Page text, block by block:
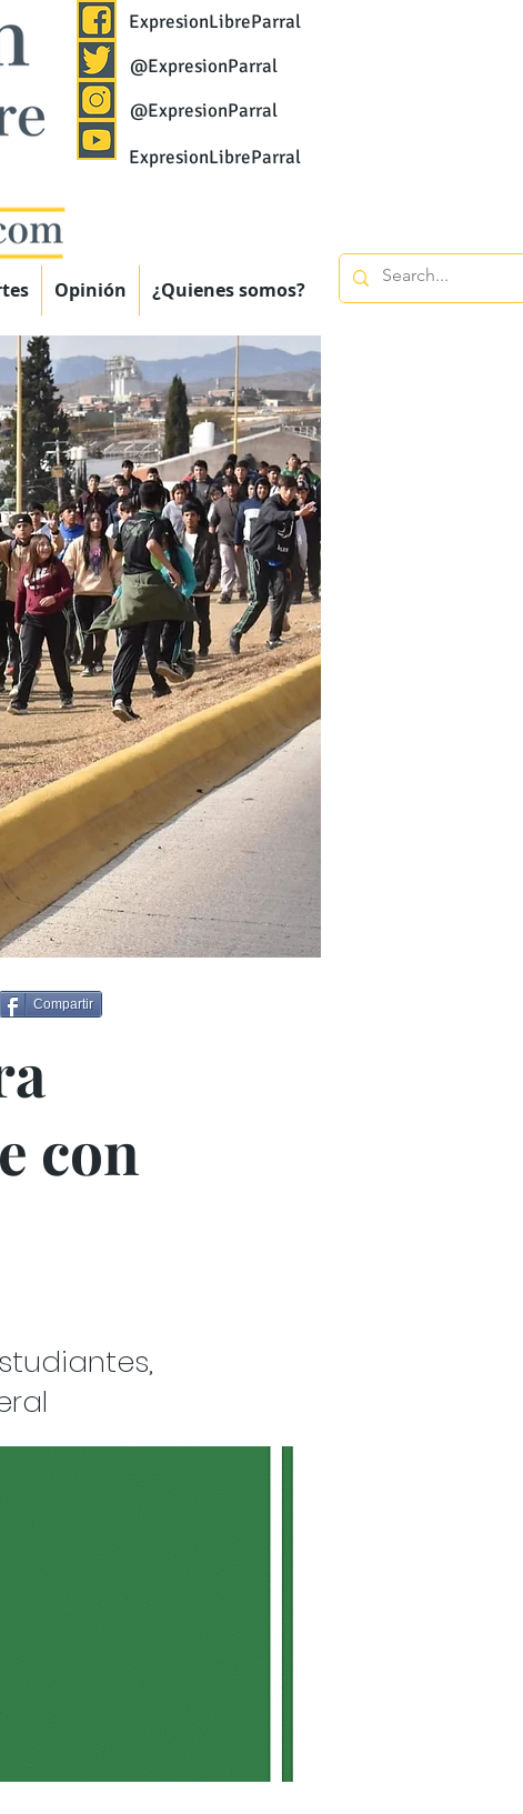
ExpresionLibreParral
@ExpresionParral
@ExpresionParral
ExpresionLibreParral
Opinión ¿Quienes somos?
Compartir
con